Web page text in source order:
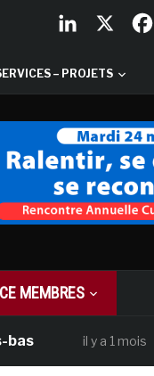
– PROJETS
MEMBRES
il y a 1 mois Dans